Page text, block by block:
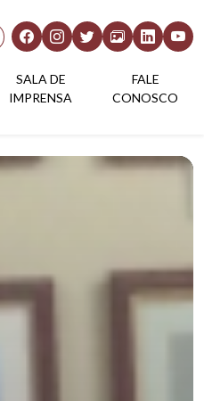
SALA DE
IMPRENSA
FALE
CONOSCO